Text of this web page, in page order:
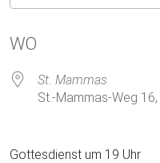
WO
St. Mammas
St.-Mammas-Weg
Gottesdienst um 19 Uhr